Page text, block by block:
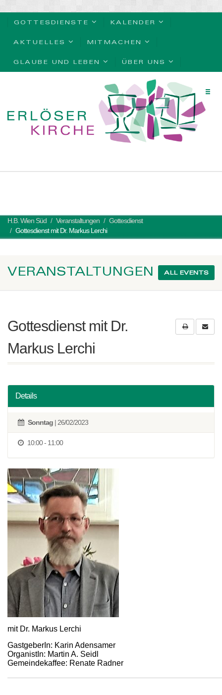
GOTTESDIENSTE KALENDER
AKTUELLES MITMACHEN
GLAUBE UND LEBEN ÜBER UNS
H.B. Wien Süd Veranstaltungen
Gottesdienst
Gottesdienst mit Dr. Markus Lerchi
VERANSTALTUNGEN ALL EVENTS
Gottesdienst mit Dr.
Markus Lerchi
Details
Sonntag | 26/02/2023
10:00 - 11:00
mit Dr. Markus Lerchi
GastgeberIn: Karin Adensamer
OrganistIn: Martin A. Seidl
Gemeindekaffee: Renate Radner